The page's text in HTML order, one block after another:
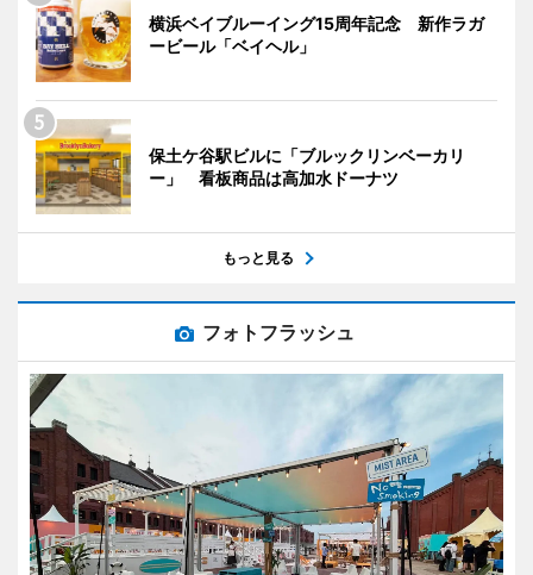
横浜ベイブルーイング15周年記念 新作ラガ
ービール「ベイヘル」
保土ケ谷駅ビルに「ブルックリンベーカリ
ー」 看板商品は高加水ドーナツ
もっと見る
フォトフラッシュ